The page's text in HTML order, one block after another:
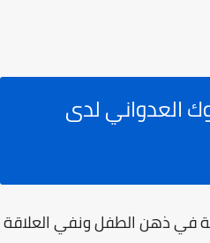
العدواني لدى
في ذهن الطفل ونفي العلاقة